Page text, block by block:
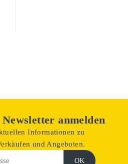
anmelden
Informationen zu
und Angeboten.